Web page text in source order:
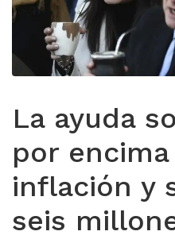
La ayuda
por
inflación y
seis